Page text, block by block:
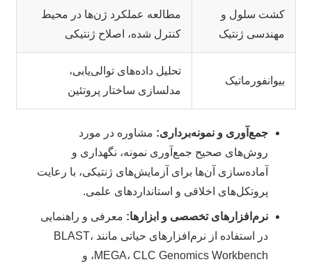
کشت سلول و
مهندسی ژنتیک
مطالعه عملکرد ژن‌ها در محیط
کنترل شده، اصلاح ژنتیکی
بیوانفورماتیک
تحلیل داده‌های توالی‌یابی،
مدلسازی ساختار پروتئین
جمع‌آوری و نمونه‌برداری: مشاوره در مورد
روش‌های صحیح جمع‌آوری نمونه، نگهداری و
آماده‌سازی آن‌ها برای آزمایش‌های ژنتیکی، با رعایت
پروتکل‌های اخلاقی و استانداردهای علمی.
نرم‌افزارهای تخصصی و ابزارها: معرفی و راهنمایی
در استفاده از نرم‌افزارهای حیاتی مانند BLAST،
MEGA، CLC Genomics Workbench، و